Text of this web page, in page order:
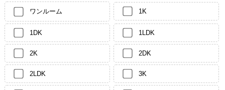
ワンルーム 1K
1DK 1LDK
2K 2DK
2LDK 3K